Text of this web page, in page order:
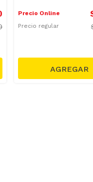
Precio Online
Precio regular